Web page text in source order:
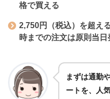
格で買える
2,750円（税込）を超え
時までの注文は原則当日
まずは通勤
ートを、人